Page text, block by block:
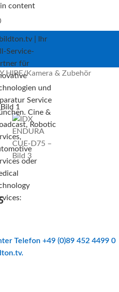
content
HIRE/Kamera & Zubehör
Telefon +49 (0)89 452 4499 0
.